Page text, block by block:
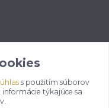
s použitím súborov
týkajúce sa